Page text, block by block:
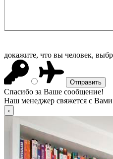
докажите, что вы человек,
Спасибо за Ваше сообщение!
Наш менеджер свяжется с